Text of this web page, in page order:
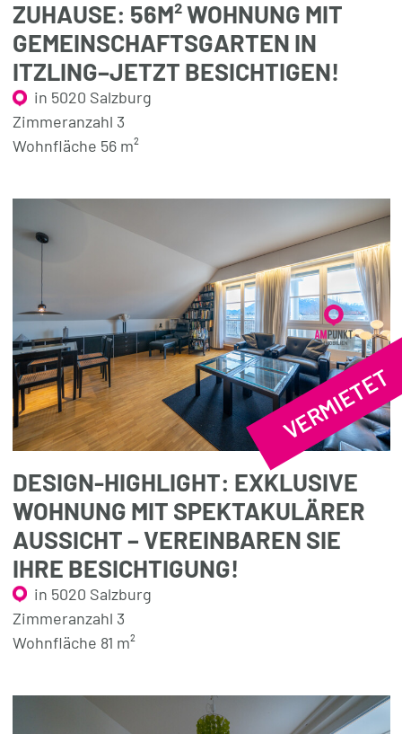
ZUHAUSE: 56M² WOHNUNG MIT
GEMEINSCHAFTSGARTEN IN
ITZLING–JETZT BESICHTIGEN!
in 5020 Salzburg
Zimmeranzahl 3
Wohnfläche 56 m²
VERMIETET
DESIGN-HIGHLIGHT: EXKLUSIVE
WOHNUNG MIT SPEKTAKULÄRER
AUSSICHT – VEREINBAREN SIE
IHRE BESICHTIGUNG!
in 5020 Salzburg
Zimmeranzahl 3
Wohnfläche 81 m²